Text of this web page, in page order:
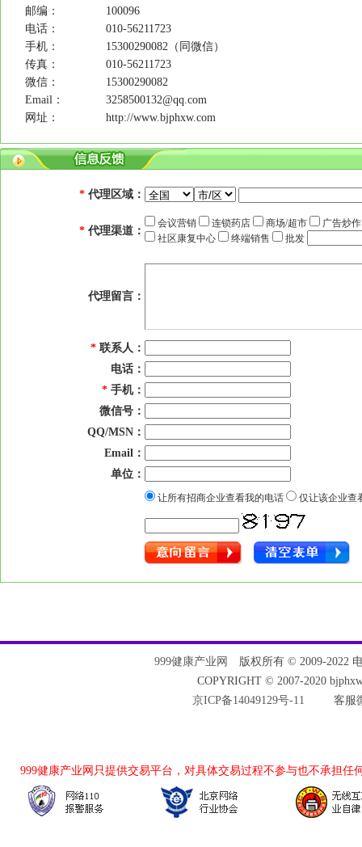
邮编：
100096
电话：
010-56211723
手机：
15300290082（同微信）
传真：
010-56211723
微信：
15300290082
Email：
3258500132@qq.com
网址：
http://www.bjphxw.com
* 代理区域：
* 代理渠道：
会议营销 连锁药店 商场/超市
广告炒
社区康复中心
终端销售 批发
代理留言：
* 联系人：
电话：
* 手机：
微信号：
QQ/MSN：
Email：
单位：
让所有招商企业查看我的电话 仅让该企业查
999健康产业网
版权所有 © 2009-2022 电
COPYRIGHT © 2007-2020
京ICP备14049129号-11
客服
999健康产业网 只提供交易平台，对具体交易过程不参与也不承担